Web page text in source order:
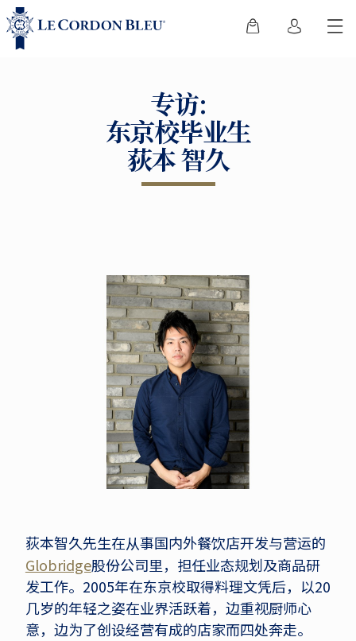
专访:
东京校毕业生
荻本 智久
荻本智久先生在从事国内外餐饮店开发与营运的
Globridge股份公司里，担任业态规划及商品研
发工作。2005年在东京校取得料理文凭后，以20
几岁的年轻之姿在业界活跃着，边重视厨师心
意，边为了创设经营有成的店家而四处奔走。